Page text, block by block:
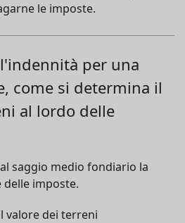
le imposte.
per una
come si determina il
al lordo delle
saggio medio fondiario la
delle imposte.
valore dei terreni